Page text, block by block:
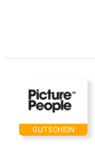
GUTSCHEIN